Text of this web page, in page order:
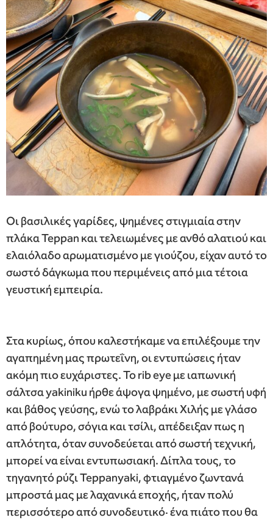
Οι βασιλικές γαρίδες, ψημένες στιγμιαία στην
πλάκα Teppan και τελειωμένες με ανθό αλατιού και
ελαιόλαδο αρωματισμένο με γιούζου, είχαν αυτό το
σωστό δάγκωμα που περιμένεις από μια τέτοια
γευστική εμπειρία.
Στα κυρίως, όπου καλεστήκαμε να επιλέξουμε την
αγαπημένη μας πρωτεΐνη, οι εντυπώσεις ήταν
ακόμη πιο ευχάριστες. Το rib eye με ιαπωνική
σάλτσα yakiniku ήρθε άψογα ψημένο, με σωστή υφή
και βάθος γεύσης, ενώ το λαβράκι Χιλής με γλάσο
από βούτυρο, σόγια και τσίλι, απέδειξαν πως η
απλότητα, όταν συνοδεύεται από σωστή τεχνική,
μπορεί να είναι εντυπωσιακή. Δίπλα τους, το
τηγανητό ρύζι Teppanyaki, φτιαγμένο ζωντανά
μπροστά μας με λαχανικά εποχής, ήταν πολύ
περισσότερο από συνοδευτικό· ένα πιάτο που θα